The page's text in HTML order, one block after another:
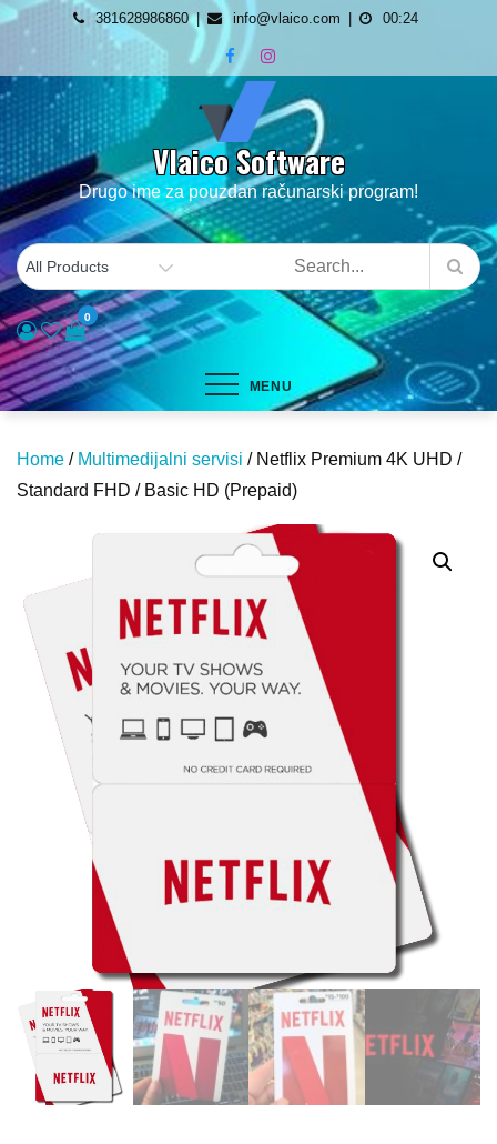
Skip
content
381628986860 info@vlaico.com 00:24
Vlaico Software
Drugo ime za pouzdan računarski program!
0
MENU
Home / Multimedijalni servisi / Netflix Premium 4K UHD /
Standard FHD / Basic HD (Prepaid)